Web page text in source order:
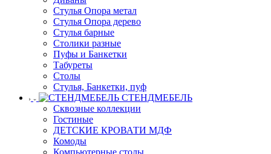
Стулья Опора метал
Стулья Опора дерево
Стулья барные
Столики разные
Пуфы и Банкетки
Табуреты
Столы
Стулья, Банкетки, пуф
СТЕНДМЕБЕЛЬ
Сквозные коллекции
Гостиные
ДЕТСКИЕ КРОВАТИ МДФ
Комоды
Компьютерные столы